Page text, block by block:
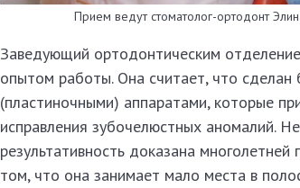
Прием ведут стоматолог-ортодонт
Заведующий ортодонтическим
опытом работы. Она считает, что
(пластиночными) аппаратами, которые
исправления зубочелюстных аномалий.
результативность доказана
том, что она занимает мало места в